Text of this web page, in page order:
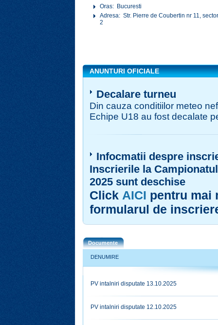
Oras: Bucuresti
Adresa: Str. Pierre de Coubertin nr 11,
2
ANUNTURI OFICIALE
Decalare turneu
Din cauza conditiilor meteo
Echipe U18 au fost decalate
Infocmatii despre
Inscrierile la
2025 sunt deschise
Click AICI pentru mai
formularul de
Documente
DENUMIRE
PV intalniri disputate 13.10.2025
PV intalniri disputate 12.10.2025